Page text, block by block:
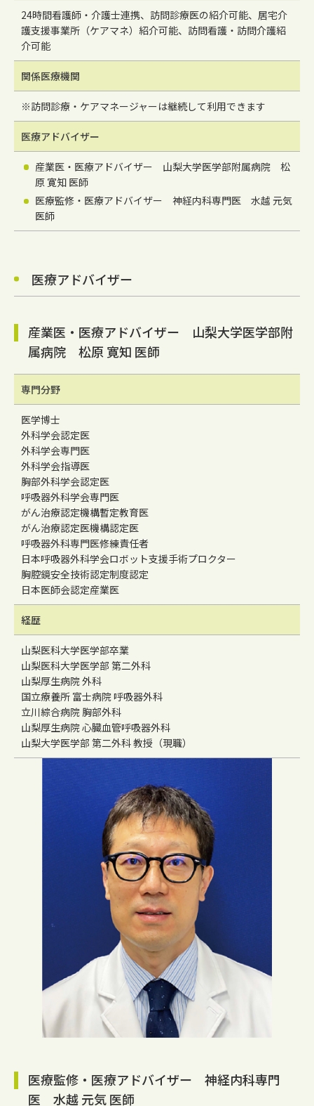
24時間看護師・介護士連携、訪問診療医の紹介可能、居宅介
護支援事業所（ケアマネ）紹介可能、訪問看護・訪問介護紹
介可能
関係医療機関
※訪問診療・ケアマネージャーは継続して利用できます
医療アドバイザー
産業医・医療アドバイザー 山梨大学医学部附属病院 松
原 寛知 医師
医療監修・医療アドバイザー 神経内科専門医 水越 元気
医師
医療アドバイザー
産業医・医療アドバイザー 山梨大学医学部附
属病院 松原 寛知 医師
専門分野
医学博士
外科学会認定医
外科学会専門医
外科学会指導医
胸部外科学会認定医
呼吸器外科学会専門医
がん治療認定機構暫定教育医
がん治療認定医機構認定医
呼吸器外科専門医修練責任者
日本呼吸器外科学会ロボット支援手術プロクター
胸腔鏡安全技術認定制度認定
日本医師会認定産業医
経歴
山梨医科大学医学部卒業
山梨医科大学医学部 第二外科
山梨厚生病院 外科
国立療養所 富士病院 呼吸器外科
立川綜合病院 胸部外科
山梨厚生病院 心臓血管呼吸器外科
山梨大学医学部 第二外科 教授（現職）
医療監修・医療アドバイザー 神経内科専門
医 水越 元気 医師